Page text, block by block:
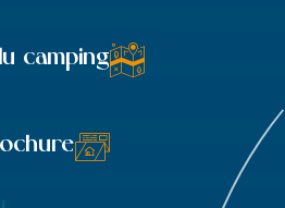
camping